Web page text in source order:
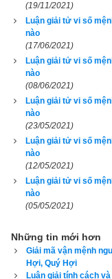
Theo sách 12 con
thường là người
nghĩa. Họ luôn
đông để đòi hỏi
người khác nên họ
việc hết mình, ít khi
cuộc sống và người
cho mọi người cảm
có thể làm các
một luật sư tài năng,
tận tụy…nhưng
nghệ là nghề cần
3. Luận bàn về
(19/11/2021)
Luận giải tử vi số
nào
(17/06/2021)
Luận giải tử vi số
nào
(08/06/2021)
Luận giải tử vi số
nào
(23/05/2021)
Luận giải tử vi số
nào
(12/05/2021)
Luận giải tử vi số
nào
(05/05/2021)
Những tin mới hơn
Giải mã vận mệnh
Hợi, Quý Hợi
Luận giải tính cách